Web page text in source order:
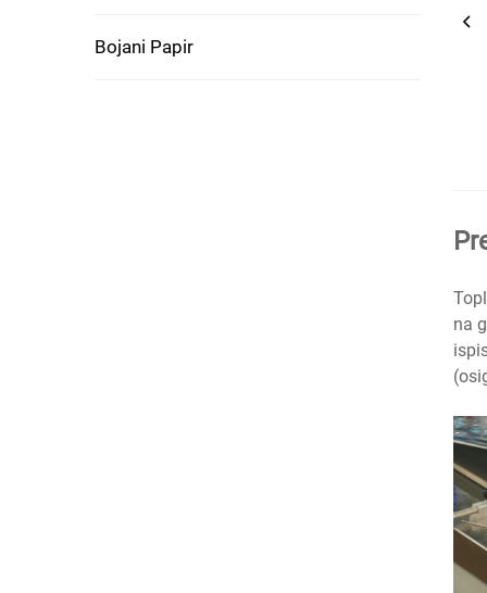
Bojani Papir
na